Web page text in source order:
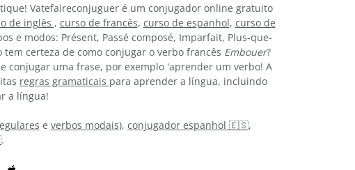
Vatefaireconjuguer é um conjugador online gratuito
de inglês , curso de francês, curso de espanhol, curso de
e modos: Présent, Passé composé, Imparfait, Plus-que-
certeza de como conjugar o verbo francês Embouer?
conjugar uma frase, por exemplo 'aprender um verbo! A
regras gramaticais para aprender a língua, incluindo
a língua!
e verbos modais), conjugador espanhol 🇪🇸,
.